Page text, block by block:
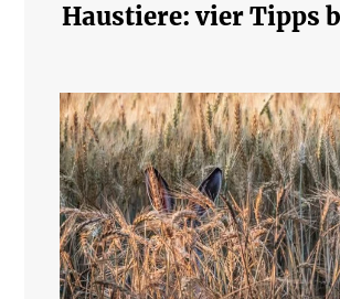
Haustiere: vier Tipps